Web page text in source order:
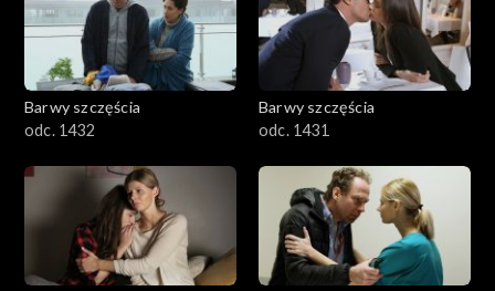
Barwy szczęścia
odc. 1432
Barwy szczęścia
odc. 1431